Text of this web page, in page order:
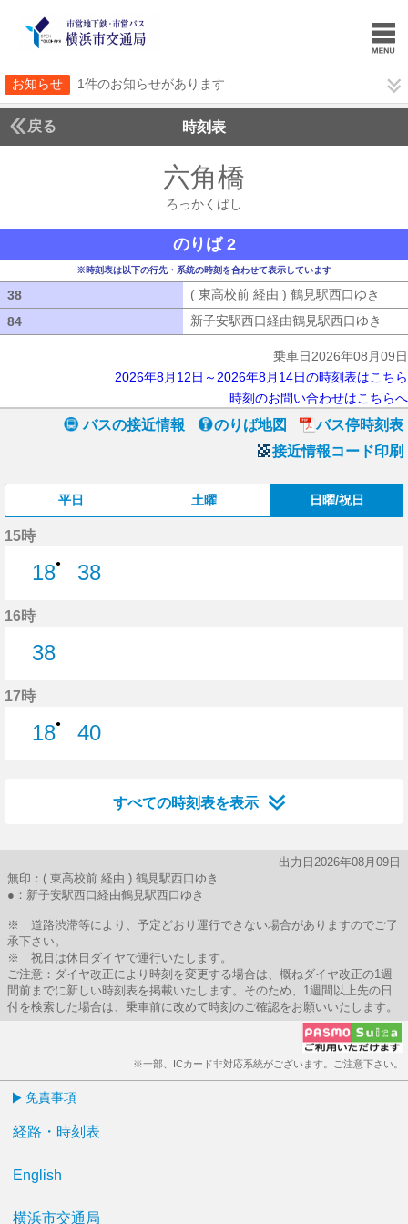
お知らせ 1件のお知らせがあります
戻る 時刻表
六角橋
ろっかくばし
のりば 2
※時刻表は以下の行先・系統の時刻を合わせて表示しています
38 ( 東高校前 経由 ) 鶴見駅西口ゆき
84
新子安駅西口経由鶴見駅西口ゆき
乗車日2026年08月09日
2026年8月12日～2026年8月14日の時刻表はこちら
時刻のお問い合わせはこちらへ
バスの接近情報 のりば地図
バス停時刻表
接近情報コード印刷
平日 土曜 日曜/祝日
15時
18●
38
16時
38
17時
18●
40
すべての時刻表を表示
出力日2026年08月09日
無印：( 東高校前 経由 ) 鶴見駅西口ゆき
●：新子安駅西口経由鶴見駅西口ゆき
※ 道路渋滞等により、予定どおり運行できない場合がありますのでご了
承下さい。
※ 祝日は休日ダイヤで運行いたします。
ご注意：ダイヤ改正により時刻を変更する場合は、概ねダイヤ改正の1週
間前までに新しい時刻表を掲載いたします。そのため、1週間以上先の日
付を検索した場合は、乗車前に改めて時刻のご確認をお願いいたします。
※一部、ICカード非対応系統がございます。ご注意下さい。
免責事項
経路・時刻表
English
横浜市交通局